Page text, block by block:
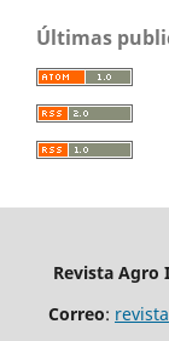
Últimas
Revista Agro
Correo: